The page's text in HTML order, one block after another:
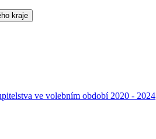
ve volebním období 2020 - 2024